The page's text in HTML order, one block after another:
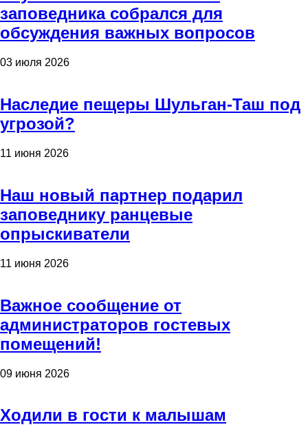
заповедника собрался для
обсуждения важных вопросов
03 июля 2026
Наследие пещеры Шульган-Таш под
угрозой?
11 июня 2026
Наш новый партнер подарил
заповеднику ранцевые
опрыскиватели
11 июня 2026
Важное сообщение от
администраторов гостевых
помещений!
09 июня 2026
Ходили в гости к малышам